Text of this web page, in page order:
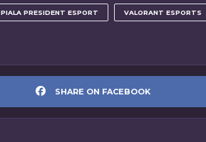
PIALA PRESIDENT ESPORT VALORANT ESPORTS
SHARE ON FACEBOOK